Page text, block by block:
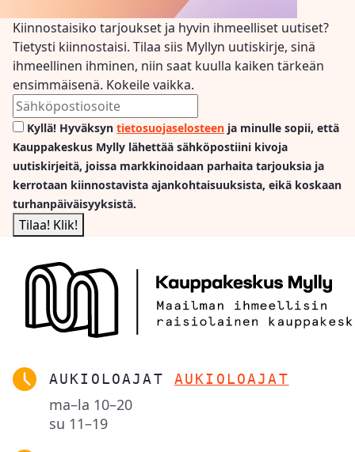
Kiinnostaisiko tarjoukset ja hyvin ihmeelliset uutiset?
Tietysti kiinnostaisi. Tilaa siis Myllyn uutiskirje, sinä
ihmeellinen ihminen, niin saat kuulla kaiken tärkeän
ensimmäisenä. Kokeile vaikka.
Kyllä! Hyväksyn tietosuojaselosteen ja minulle sopii, että
Kauppakeskus Mylly lähettää sähköpostiini kivoja
uutiskirjeitä, joissa markkinoidaan parhaita tarjouksia ja
kerrotaan kiinnostavista ajankohtaisuuksista, eikä koskaan
turhanpäiväisyyksistä.
AUKIOLOAJAT AUKIOLOAJAT
ma–la 10–20
su 11–19